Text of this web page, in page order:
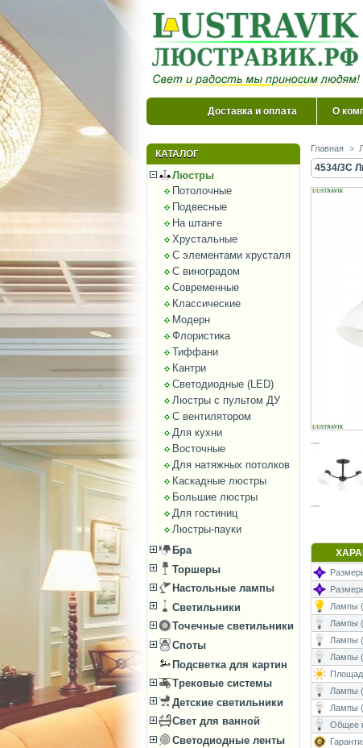
Доставка и оплата О
КАТАЛОГ
Люстры
Потолочные
Подвесные
На штанге
Хрустальные
С элементами хрусталя
С виноградом
Современные
Классические
Модерн
Флористика
Тиффани
Кантри
Светодиодные (LED)
Люстры с пультом ДУ
С вентилятором
Для кухни
Восточные
Для натяжных потолков
Каскадные люстры
Большие люстры
Для гостиниц
Люстры-пауки
Бра
Торшеры
Настольные лампы
Светильники
Точечные светильники
Споты
Подсветка для картин
Трековые системы
Детские светильники
Свет для ванной
Светодиодные ленты
Главная >
4534/3C
Лампы
Лампы
Лампы
Лампы
Лампы
Лампы
Общее